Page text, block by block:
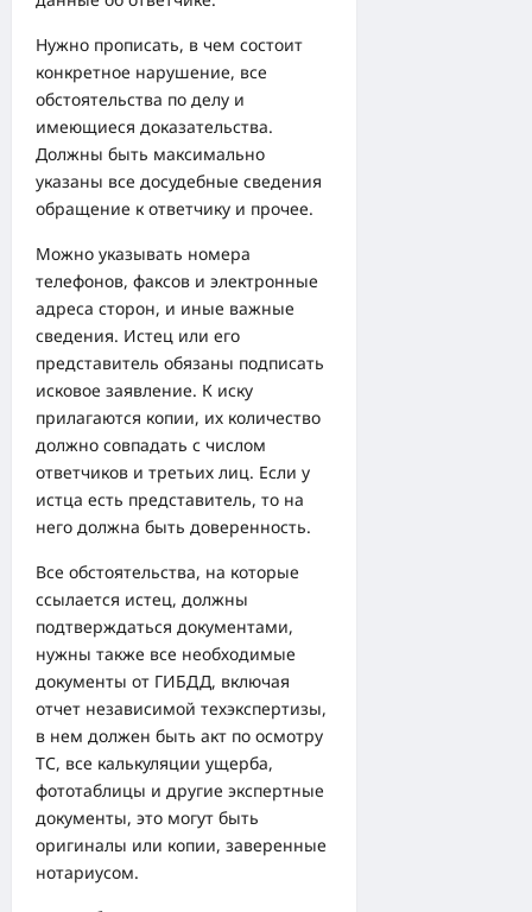
Нужно прописать, в чем состоит
конкретное нарушение, все
обстоятельства по делу и
имеющиеся доказательства.
Должны быть максимально
указаны все досудебные сведения
обращение к ответчику и прочее.
Можно указывать номера
телефонов, факсов и электронные
адреса сторон, и иные важные
сведения. Истец или его
представитель обязаны подписать
исковое заявление. К иску
прилагаются копии, их количество
должно совпадать с числом
ответчиков и третьих лиц. Если у
истца есть представитель, то на
него должна быть доверенность.
Все обстоятельства, на которые
ссылается истец, должны
подтверждаться документами,
нужны также все необходимые
документы от ГИБДД, включая
отчет независимой техэкспертизы,
в нем должен быть акт по осмотру
ТС, все калькуляции ущерба,
фототаблицы и другие экспертные
документы, это могут быть
оригиналы или копии, заверенные
нотариусом.